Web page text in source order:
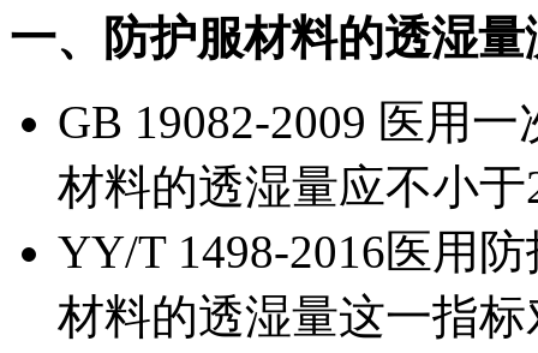
一、防护服材料的透湿量
GB 19082-2009 医用
材料的透湿量应不小于
YY/T 1498-2016医用
材料的透湿量这一指